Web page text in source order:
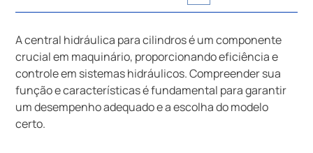
A central hidráulica para cilindros é um componente
crucial em maquinário, proporcionando eficiência e
controle em sistemas hidráulicos. Compreender sua
função e características é fundamental para garantir
um desempenho adequado e a escolha do modelo
certo.